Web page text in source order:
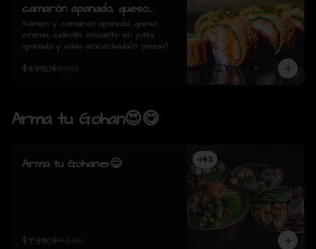
camarón apanado, queso
crema, cebollín, envuelto en
palta apanada y salsa
Salmón y camarón apanado, queso
crema, cebollín, envuelto en palta
apanada y salsa acevichada(8 piezas)
$3.990$7.190
Arma tu Gohan😍😋
-14%
Arma tu Gohan🥗😋
$7.990$9.290